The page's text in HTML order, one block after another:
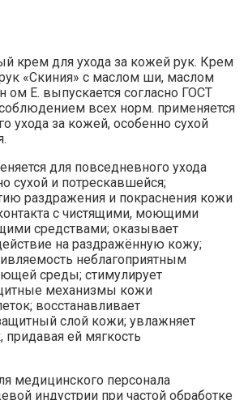
крем для ухода за кожей рук. Крем
«Скиния» с маслом ши, маслом
Е. выпускается согласно ГОСТ
всех норм. применяется
ухода за кожей, особенно сухой
для повседневного ухода
сухой и потрескавшейся;
раздражения и покраснения кожи
с чистящими, моющими
средствами; оказывает
на раздражённую кожу;
неблагоприятным
среды; стимулирует
механизмы кожи
восстанавливает
слой кожи; увлажняет
придавая ей мягкость
медицинского персонала
индустрии при частой обработке